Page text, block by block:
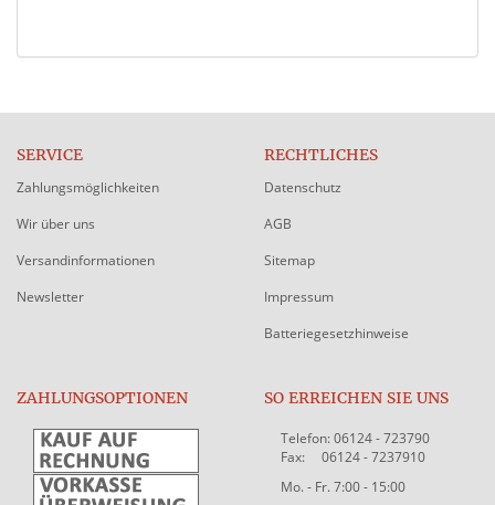
SERVICE
Zahlungsmöglichkeiten
Wir über uns
Versandinformationen
Newsletter
RECHTLICHES
Datenschutz
AGB
Sitemap
Impressum
Batteriegesetzhinweise
ZAHLUNGSOPTIONEN SO ERREICHEN SIE UNS
Telefon: 06124 - 723790
Fax: 06124 - 7237910
Mo. - Fr. 7:00 - 15:00